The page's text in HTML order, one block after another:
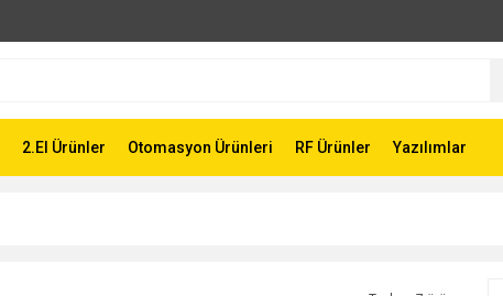
2.El Ürünler Otomasyon Ürünleri RF Ürünler Yazılımlar